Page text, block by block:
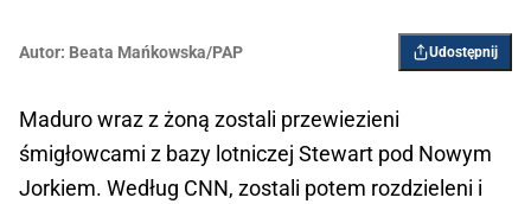
Autor: Beata Mańkowska/PAP Udostępnij
Maduro wraz z żoną zostali przewiezieni
śmigłowcami z bazy lotniczej Stewart pod Nowym
Jorkiem. Według CNN, zostali potem rozdzieleni i